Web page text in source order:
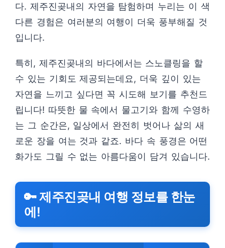
다. 제주진곶내의 자연을 탐험하며 누리는 이 색
다른 경험은 여러분의 여행이 더욱 풍부해질 것
입니다.
특히, 제주진곶내의 바다에서는 스노클링을 할
수 있는 기회도 제공되는데요, 더욱 깊이 있는
자연을 느끼고 싶다면 꼭 시도해 보기를 추천드
립니다! 따뜻한 물 속에서 물고기와 함께 수영하
는 그 순간은, 일상에서 완전히 벗어나 삶의 새
로운 장을 여는 것과 같죠. 바다 속 풍경은 어떤
화가도 그릴 수 없는 아름다움이 담겨 있습니다.
🔑 제주진곶내 여행 정보를 한눈
에!